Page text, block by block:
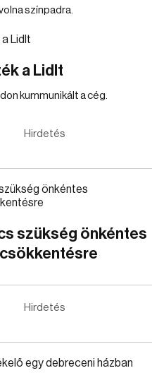
színpadra.
a Lidlt
kummunikált a cég.
Hirdetés
szükség önkéntes
Hirdetés